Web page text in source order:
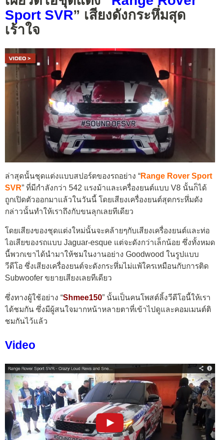
Sport SVR” เสียงดังกระหึ่มสุด
เร้าใจ
ล่าสุดนั้นชุดแต่งแบบสปอร์ตของรถอย่าง “Range Rover Sport
SVR” ที่มีกำลังกว่า 542 แรงม้าและเครื่องยนต์แบบ V8 นั้นก็ได้
ถูกเปิดตัวออกมาแล้วในวันนี้ โดยเสียงเครื่องยนต์สุดกระหึ่มดัง
กล่าวนั้นทำให้เราถึงกับขนลุกเลยทีเดียว
โดยเสียงของชุดแต่งใหม่นั้นจะคล้ายๆกับเสียงเครื่องยนต์และท่อ
ไอเสียของรถแบบ Jaguar-esque แต่จะดังกว่าเล็กน้อย ซึ่งทั้งหมด
นี้พวกเขาได้นำมาให้ชมในงานอย่าง Goodwood ในรูปแบบ
วีดีโอ ซึ่งเสียงเครื่องยนต์จะดังกระหึ่มไม่แพ้ใครเหมือนกับการติด
Subwoofer ขยายเสียงเลยทีเดียว
ซึ่งทางผู้ใช้อย่าง “Shmee150” นั้นเป็นคนโพสต์ลิ้งวีดีโอนี้ให้เรา
ได้ชมกัน ซึ่งมีผู้สนใจมากหน้าหลายตาที่เข้าไปดูและคอมเมนต์ติ
ชมกันไว้แล้ว
Video